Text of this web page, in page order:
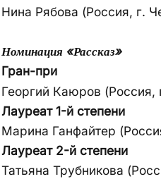
Нина Рябова (Россия, г.
Номинация «Рассказ»
Гран-при
Георгий Каюров (Россия,
Лауреат 1-й степени
Марина Ганфайтер
Лауреат 2-й степени
Татьяна Трубникова